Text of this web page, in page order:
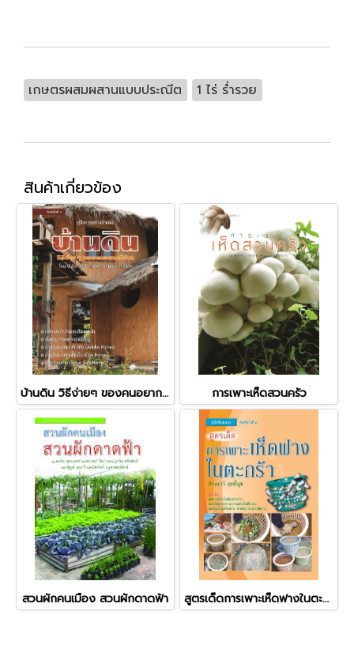
เกษตรผสมผสานแบบประณีต 1 ไร่ ร่ำรวย
สินค้าเกี่ยวข้อง
บ้านดิน วิธีง่ายๆ ของคนอยากมีบ้าน การเพาะเห็ดสวนครัว
สวนผักคนเมือง สวนผักดาดฟ้า สูตรเด็ดการเพาะเห็ดฟางในตะกร้า